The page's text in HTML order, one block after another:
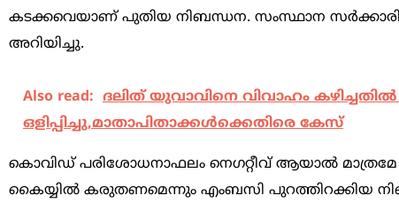
കടക്കവെയാണ് പുതിയ നിബന്ധന. സംസ്ഥാന
അറിയിച്ചു.
Also read: ദലിത് യുവാവിനെ വിവാഹം
ഒളിപ്പിച്ചു,മാതാപിതാക്കള്‍ക്കെതിരെ കേസ്
കൊവിഡ് പരിശോധനാഫലം നെഗറ്റീവ് ആയാല്‍
കൈയ്യില്‍ കരുതണമെന്നും എംബസി പുറത്തിറക്കിയ